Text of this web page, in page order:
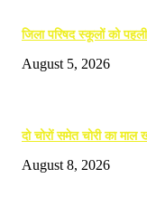
जिला परिषद स्कूलों को
August 5, 2026
दो चोरों समेत चोरी का माल
August 8, 2026